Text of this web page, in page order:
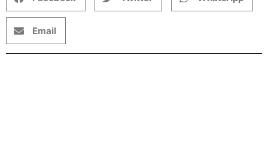
Email